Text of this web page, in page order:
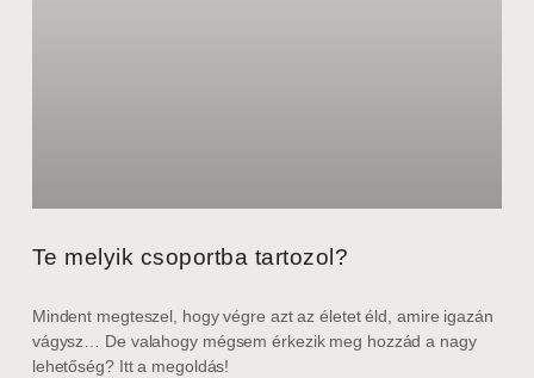
Te melyik csoportba tartozol?
Mindent megteszel, hogy végre azt az életet éld, amire igazán
vágysz… De valahogy mégsem érkezik meg hozzád a nagy
lehetőség? Itt a megoldás!